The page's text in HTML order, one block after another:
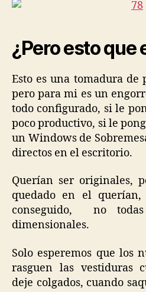
¿Pero esto que
Esto es una tomadura de
pero para mi es un
todo configurado, si le
poco productivo, si le
un Windows de
directos en el escritorio.
Querían ser originales,
quedado en el
conseguido, no
dimensionales.
Solo esperemos que los
rasguen las vestiduras
deje colgados, cuando